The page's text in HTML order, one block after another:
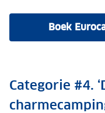
Boek
Categorie #4.